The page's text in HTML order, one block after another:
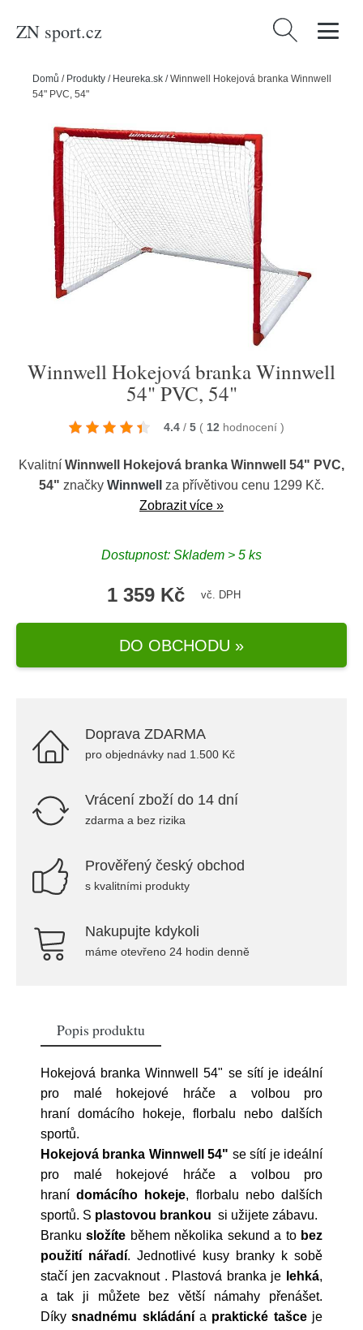
ZN sport.cz Vyhledávání
Domů / Produkty / Heureka.sk /Winnwell Hokejová branka Winnwell
54" PVC, 54"
Winnwell Hokejová branka Winnwell
54" PVC, 54"
4.4 / 5 ( 12 hodnocení )
Kvalitní Winnwell Hokejová branka Winnwell 54" PVC,
54" značky Winnwell
za přívětivou cenu 1299 Kč.
Zobrazit více »
Dostupnost: Skladem > 5 ks
1 359 Kč vč. DPH
DO OBCHODU »
Doprava ZDARMA
pro objednávky nad 1.500 Kč
Vrácení zboží do 14 dní
zdarma a bez rizika
Prověřený český obchod
s kvalitními produkty
Nakupujte kdykoli
máme otevřeno 24 hodin denně
Popis produktu
Hokejová branka Winnwell 54" se sítí je ideální
pro malé hokejové hráče a volbou pro
hraní domácího hokeje, florbalu nebo dalších
sportů.
Hokejová branka Winnwell 54" se sítí je ideální
pro malé hokejové hráče a volbou pro
hranídomácího hokeje, florbalu nebo dalších
sportů. S plastovou brankou si užijete zábavu.
Brankusložíte během několika sekund a tobez
použití nářadí. Jednotlivé kusy branky k sobě
stačí jen zacvaknout . Plastová branka je lehká,
a tak ji můžete bez větší námahy přenášet.
Díkysnadnému skládánía praktické tašceje